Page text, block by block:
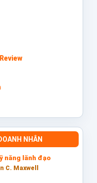
NHÂN
năng lãnh đạo
C. Maxwell